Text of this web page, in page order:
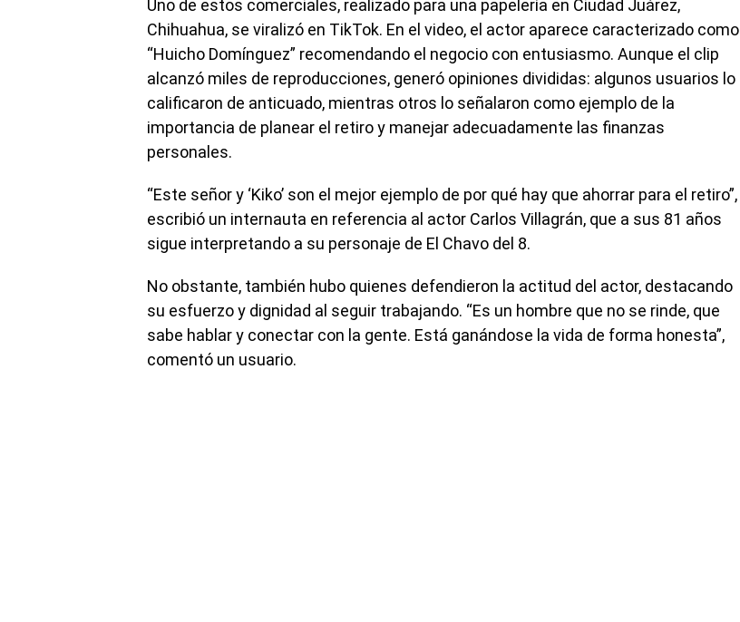
Uno de estos comerciales, realizado para una papelería en Ciudad Juárez,
Chihuahua, se viralizó en TikTok. En el video, el actor aparece caracterizado como
“Huicho Domínguez” recomendando el negocio con entusiasmo. Aunque el clip
alcanzó miles de reproducciones, generó opiniones divididas: algunos usuarios lo
calificaron de anticuado, mientras otros lo señalaron como ejemplo de la
importancia de planear el retiro y manejar adecuadamente las finanzas
personales.
“Este señor y ‘Kiko’ son el mejor ejemplo de por qué hay que ahorrar para el retiro”,
escribió un internauta en referencia al actor Carlos Villagrán, que a sus 81 años
sigue interpretando a su personaje de El Chavo del 8.
No obstante, también hubo quienes defendieron la actitud del actor, destacando
su esfuerzo y dignidad al seguir trabajando. “Es un hombre que no se rinde, que
sabe hablar y conectar con la gente. Está ganándose la vida de forma honesta”,
comentó un usuario.